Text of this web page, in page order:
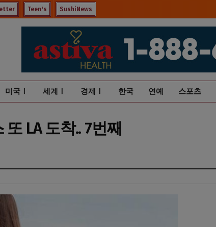
Teen's SushiNews
미국Ⅰ 세계Ⅰ 경제Ⅰ 한국 연예 스포츠
LA 도착.. 7번째